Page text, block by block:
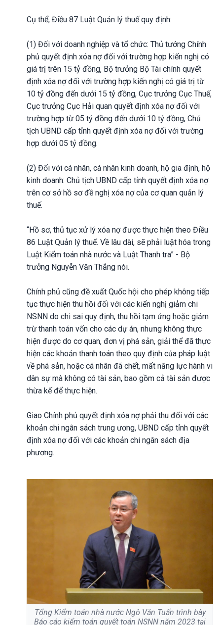
Cụ thể, Điều 87 Luật Quản lý thuế quy định:
(1) Đối với doanh nghiệp và tổ chức: Thủ tướng Chính
phủ quyết định xóa nợ đối với trường hợp kiến nghị có
giá trị trên 15 tỷ đồng, Bộ trưởng Bộ Tài chính quyết
định xóa nợ đối với trường hợp kiến nghị có giá trị từ
10 tỷ đồng đến dưới 15 tỷ đồng, Cục trưởng Cục Thuế,
Cục trưởng Cục Hải quan quyết định xóa nợ đối với
trường hợp từ 05 tỷ đồng đến dưới 10 tỷ đồng, Chủ
tịch UBND cấp tỉnh quyết định xóa nợ đối với trường
hợp dưới 05 tỷ đồng.
(2) Đối với cá nhân, cá nhân kinh doanh, hộ gia định, hộ
kinh doanh: Chủ tịch UBND cấp tỉnh quyết định xóa nợ
trên cơ sở hồ sơ đề nghị xóa nợ của cơ quan quản lý
thuế.
“Hồ sơ, thủ tục xử lý xóa nợ được thực hiện theo Điều
86 Luật Quản lý thuế. Về lâu dài, sẽ phải luật hóa trong
Luật Kiểm toán nhà nước và Luật Thanh tra” - Bộ
trưởng Nguyễn Văn Thắng nói.
Chính phủ cũng đề xuất Quốc hội cho phép không tiếp
tục thực hiện thu hồi đối với các kiến nghị giảm chi
NSNN do chi sai quy định, thu hồi tạm ứng hoặc giảm
trừ thanh toán vốn cho các dự án, nhưng không thực
hiện được do cơ quan, đơn vị phá sản, giải thể đã thực
hiện các khoản thanh toán theo quy định của pháp luật
về phá sản, hoặc cá nhân đã chết, mất năng lực hành vi
dân sự mà không có tài sản, bao gồm cả tài sản được
thừa kế để thực hiện.
Giao Chính phủ quyết định xóa nợ phải thu đối với các
khoản chi ngân sách trung ương, UBND cấp tỉnh quyết
định xóa nợ đối với các khoản chi ngân sách địa
phương.
Tổng Kiểm toán nhà nước Ngô Văn Tuấn trình bày
Báo cáo kiểm toán quyết toán NSNN năm 2023 tại